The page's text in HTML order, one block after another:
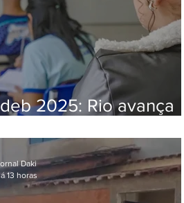
2025: Rio avança
da média nacional
Daki
13 horas